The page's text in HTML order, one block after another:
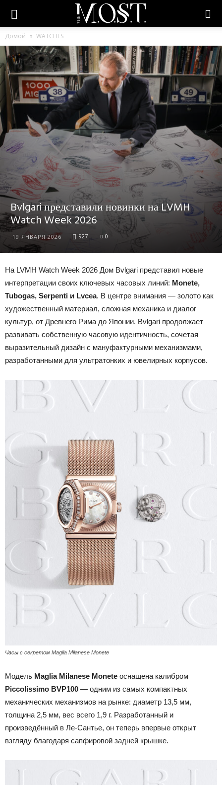
Домой WATCHES
Bvlgari представили новинки на LVMH
Watch Week 2026
19 ЯНВАРЯ 2026 927 0
На LVMH Watch Week 2026 Дом Bvlgari представил новые
интерпретации своих ключевых часовых линий: Monete,
Tubogas, Serpenti и Lvcea. В центре внимания — золото как
художественный материал, сложная механика и диалог
культур, от Древнего Рима до Японии. Bvlgari продолжает
развивать собственную часовую идентичность, сочетая
выразительный дизайн с мануфактурными механизмами,
разработанными для ультратонких и ювелирных корпусов.
Часы с секретом Maglia Milanese Monete
Модель Maglia Milanese Monete оснащена калибром
Piccolissimo BVP100 — одним из самых компактных
механических механизмов на рынке: диаметр 13,5 мм,
толщина 2,5 мм, вес всего 1,9 г. Разработанный и
произведённый в Ле-Сантье, он теперь впервые открыт
взгляду благодаря сапфировой задней крышке.